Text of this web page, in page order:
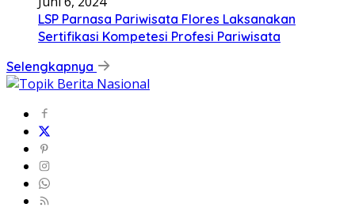
LSP Parnasa Pariwisata Flores Laksanakan
Sertifikasi Kompetesi Profesi Pariwisata
Selengkapnya